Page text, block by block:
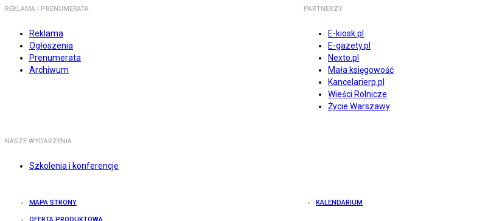
REKLAMA I PRENUMERATA
Reklama
Ogłoszenia
Prenumerata
Archiwum
PARTNERZY
E-kiosk.pl
E-gazety.pl
Nexto.pl
Mała księgowość
Kancelarierp.pl
Wieści Rolnicze
Życie Warszawy
NASZE WYDARZENIA
Szkolenia i konferencje
MAPA STRONY KALENDARIUM